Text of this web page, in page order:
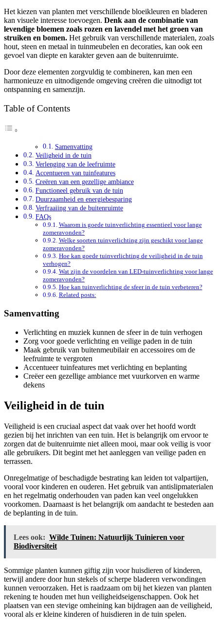
Het kiezen van planten met verschillende bloeikleuren en bladeren
kan visuele interesse toevoegen. Denk aan de combinatie van
levendige bloemen zoals rozen en lavendel met het groen van
struiken en bomen. Het gebruik van verschillende materialen, zoals
hout, steen en metaal in tuinmeubelen en decoraties, kan ook een
gevoel van diepte en karakter geven aan de buitenruimte.
Door deze elementen zorgvuldig te combineren, kan men een
harmonieuze en uitnodigende omgeving creëren die uitnodigt tot
ontspanning en samenzijn.
Table of Contents
Samenvatting
Veiligheid in de tuin
Verlenging van de leefruimte
Accentueren van tuinfeatures
Creëren van een gezellige ambiance
Functioneel gebruik van de tuin
Duurzaamheid en energiebesparing
Verfraaiing van de buitenruimte
FAQs
Waarom is goede tuinverlichting essentieel voor lange
zomeravonden?
Welke soorten tuinverlichting zijn geschikt voor lange
zomeravonden?
Hoe kan goede tuinverlichting de veiligheid in de tuin
verhogen?
Wat zijn de voordelen van LED-tuinverlichting voor lange
zomeravonden?
Hoe kan tuinverlichting de sfeer in de tuin verbeteren?
Related posts:
Samenvatting
Verlichting en muziek kunnen de sfeer in de tuin verhogen
Zorg voor goede verlichting en veilige paden in de tuin
Maak gebruik van buitenmeubilair en accessoires om de
leefruimte te vergroten
Accentueer tuinfeatures met verlichting en beplanting
Creëer een gezellige ambiance met vuurkorven en warme
dekens
Veiligheid in de tuin
Veiligheid is een cruciaal aspect dat vaak over het hoofd wordt
gezien bij het inrichten van een tuin. Het is belangrijk om ervoor te
zorgen dat de buitenruimte niet alleen mooi, maar ook veilig is voor
alle gebruikers. Dit begint met het aanleggen van veilige paden en
terrassen.
Onregelmatige of beschadigde bestrating kan leiden tot valpartijen,
vooral voor kinderen en ouderen. Het gebruik van antislipmaterialen
en het regelmatig onderhouden van paden kan veel ongelukken
voorkomen. Daarnaast is het belangrijk om aandacht te besteden aan
de beplanting in de tuin.
Lees ook: Wilde Tuinen: Natuurlijk Tuinieren voor
Biodiversiteit
Sommige planten kunnen giftig zijn voor huisdieren of kinderen,
terwijl andere door hun stekels of scherpe bladeren verwondingen
kunnen veroorzaken. Het is raadzaam om bij het kiezen van planten
rekening te houden met hun veiligheidseigenschappen. Ook het
plaatsen van een stevige omheining kan bijdragen aan de veiligheid,
vooral als er kleine kinderen of huisdieren in de tuin spelen.